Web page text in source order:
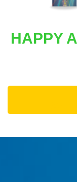
HAPPY